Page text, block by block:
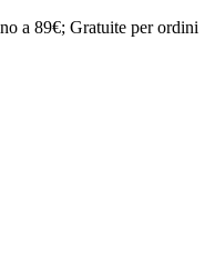
a 89€; Gratuite perordini